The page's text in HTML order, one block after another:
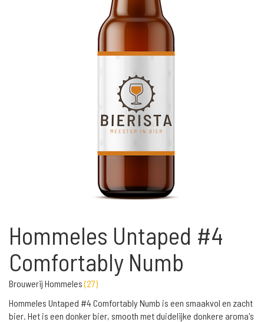
Hommeles Untaped #4
Comfortably Numb
Brouwerij Hommeles(27)
Hommeles Untaped #4 Comfortably Numb is een smaakvol en zacht
bier. Het is een donker bier, smooth met duidelijke donkere aroma's